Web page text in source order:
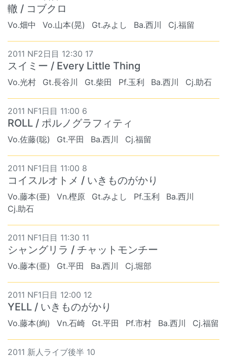
轍 / コブクロ
Vo.畑中 Vo.山本(晃) Gt.みよし Ba.西川 Cj.福留
2011 NF2日目 12:30 17
スイミー / Every Little Thing
Vo.光村 Gt.長谷川 Gt.柴田 Pf.玉利 Ba.西川 Cj.助石
2011 NF1日目 11:00 6
ROLL / ポルノグラフィティ
Vo.佐藤(聡) Gt.平田 Ba.西川 Cj.福留
2011 NF1日目 11:00 8
コイスルオトメ / いきものがかり
Vo.藤本(亜) Vn.樫原 Gt.みよし Pf.玉利
Ba.西川
Cj.助石
2011 NF1日目 11:30 11
シャングリラ / チャットモンチー
Vo.藤本(亜) Gt.平田 Ba.西川 Cj.堀部
2011 NF1日目 12:00 12
YELL / いきものがかり
Vo.藤本(絢) Vn.石崎 Gt.平田 Pf.市村 Ba.西川 Cj.福留
2011 新人ライブ後半 10